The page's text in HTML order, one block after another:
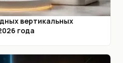
вертикальных
года